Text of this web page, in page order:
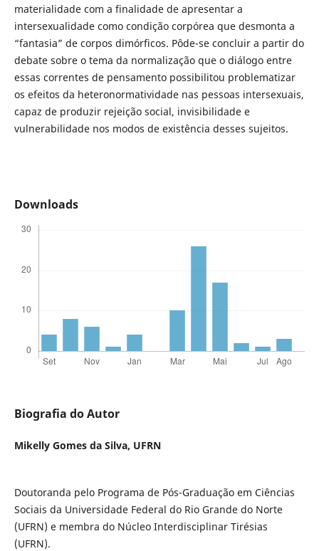
materialidade com a finalidade de apresentar a
intersexualidade como condição corpórea que desmonta a
“fantasia” de corpos dimórficos. Pôde-se concluir a partir do
debate sobre o tema da normalização que o diálogo entre
essas correntes de pensamento possibilitou problematizar
os efeitos da heteronormatividade nas pessoas intersexuais,
capaz de produzir rejeição social, invisibilidade e
vulnerabilidade nos modos de existência desses sujeitos.
Downloads
Biografia do Autor
Mikelly Gomes da Silva, UFRN
Doutoranda pelo Programa de Pós-Graduação em Ciências
Sociais da Universidade Federal do Rio Grande do Norte
(UFRN) e membra do Núcleo Interdisciplinar Tirésias
(UFRN).